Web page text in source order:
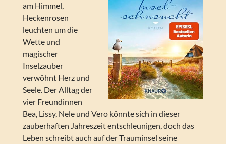
am Himmel,
Heckenrosen
leuchten um die
Wette und
magischer
Inselzauber
verwöhnt Herz und
Seele. Der Alltag der
vier Freundinnen
Bea, Lissy, Nele und Vero könnte sich in dieser
zauberhaften Jahreszeit entschleunigen, doch das
Leben schreibt auch auf der Trauminsel seine